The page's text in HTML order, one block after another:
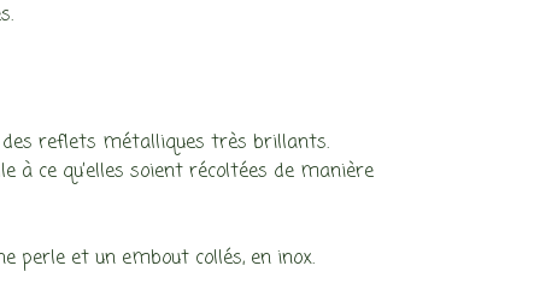
des reflets métalliques très brillants.
à ce qu’elles soient récoltées de manière
perle et un embout collés, en inox.